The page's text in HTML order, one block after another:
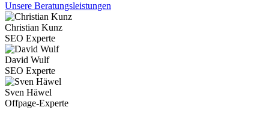
Unsere Beratungsleistungen
Christian Kunz
SEO Experte
David Wulf
SEO Experte
Sven Häwel
Offpage-Experte